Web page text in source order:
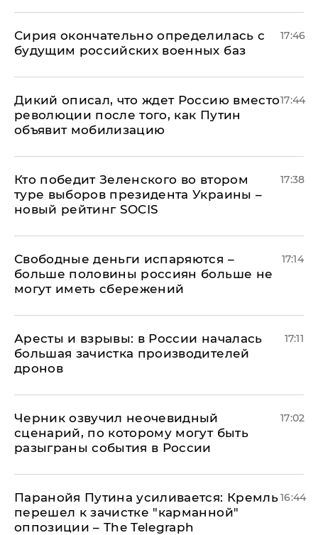
Сирия окончательно определилась с
будущим российских военных баз
17:46
Дикий описал, что ждет Россию вместо
революции после того, как Путин
объявит мобилизацию
17:44
Кто победит Зеленского во втором
туре выборов президента Украины –
новый рейтинг SOCIS
17:38
Свободные деньги испаряются –
больше половины россиян больше не
могут иметь сбережений
17:14
Аресты и взрывы: в России началась
большая зачистка производителей
дронов
17:11
Черник озвучил неочевидный
сценарий, по которому могут быть
разыграны события в России
17:02
Паранойя Путина усиливается: Кремль
перешел к зачистке "карманной"
оппозиции – The Telegraph
16:44